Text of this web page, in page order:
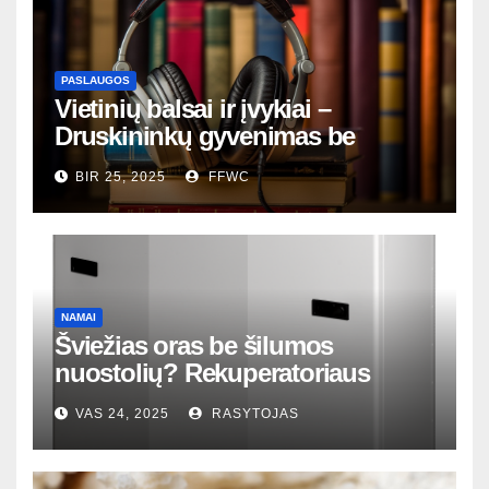
PASLAUGOS
Vietinių balsai ir įvykiai –
Druskininkų gyvenimas be
nutylėjimų
BIR 25, 2025 FFWC
NAMAI
Šviežias oras be šilumos
nuostolių? Rekuperatoriaus
magija tavo namuose
VAS 24, 2025 RASYTOJAS